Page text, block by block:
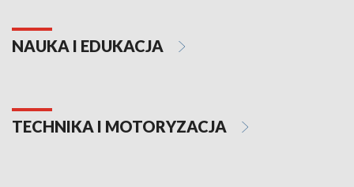
NAUKA I EDUKACJA
TECHNIKA I MOTORYZACJA